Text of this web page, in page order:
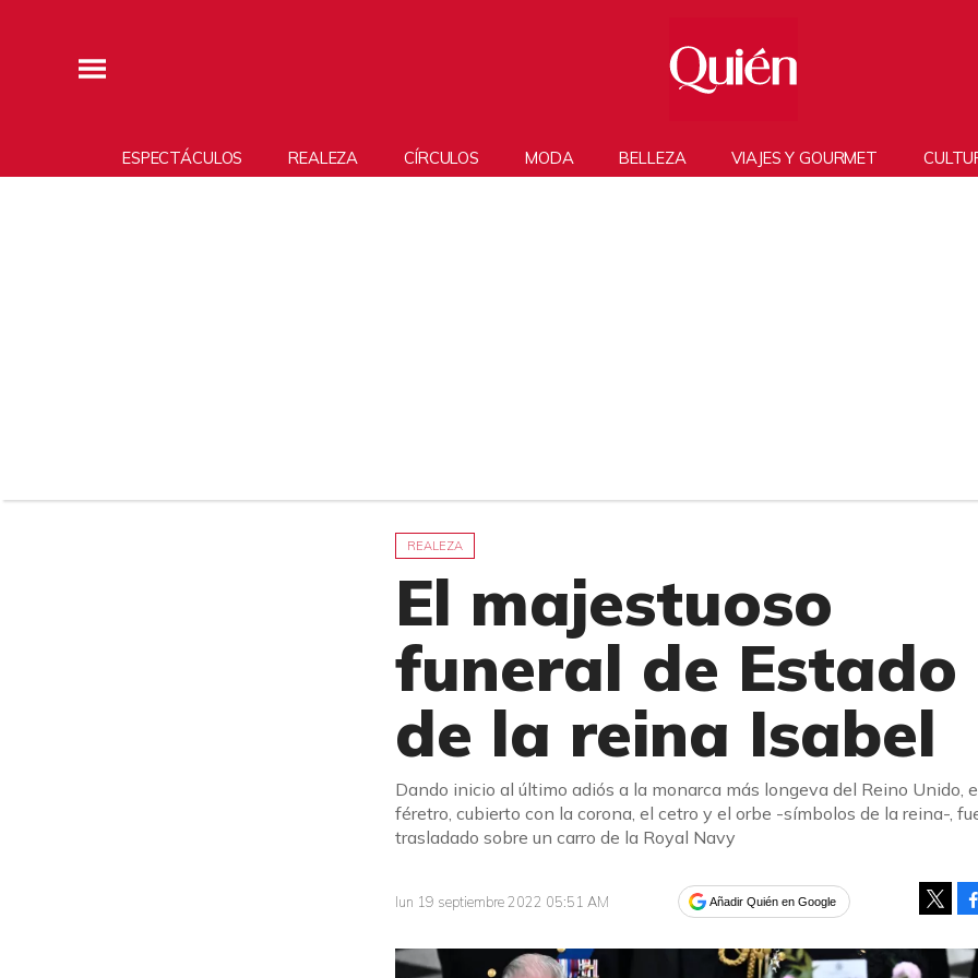
ESPECTÁCULOS REALEZA CÍRCULOS MODA BELLEZA VIAJES Y GOURMET
REALEZA
El majestuoso
funeral de Estado
de la reina Isabel
Dando inicio al último adiós a la monarca más longeva del Reino Unido,
féretro, cubierto con la corona, el cetro y el orbe -símbolos de la reina-,
trasladado sobre un carro de la Royal Navy
lun 19 septiembre 2022 05:51 AM Añadir Quién en Google